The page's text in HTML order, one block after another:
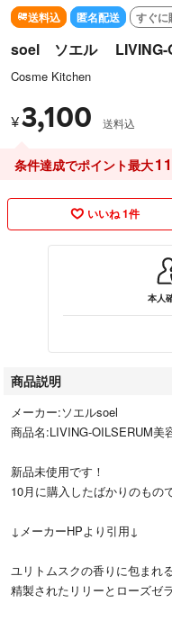
送料込 匿名配送 すぐに
soel ソエル LIVING-
Cosme Kitchen
¥3,100 送料込
条件達成でポイント最大11
いいね 1件
本人
商品説明
メーカー:ソエルsoel
商品名:LIVING-OILSERUM美
新品未使用です！
10月に購入したばかりのもので
↓メーカーHPより引用↓
ユリトムスクの香りに包まれ
精製されたリリーとローズゼ
ブレンドし、高級感のある癒